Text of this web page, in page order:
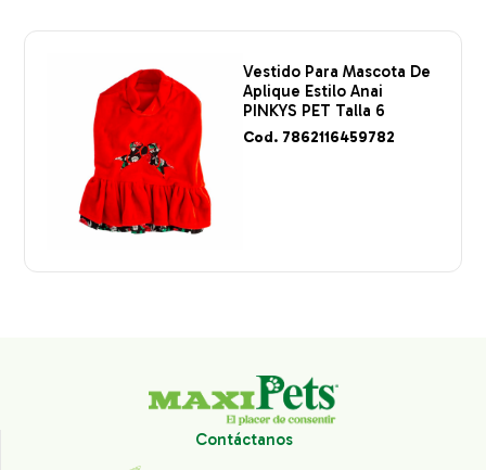
Vestido Para Mascota De
Aplique Estilo Anai
PINKYS PET Talla 6
Cod. 7862116459782
Contáctanos